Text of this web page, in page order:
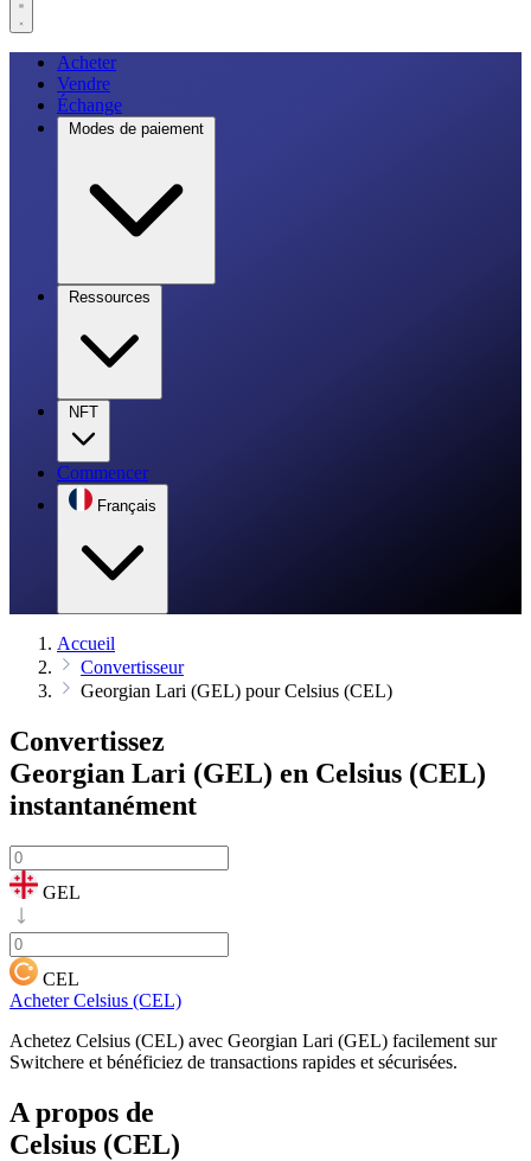
Acheter
Vendre
Échange
Modes de paiement
Ressources
NFT
Commencer
Français
Accueil
Convertisseur
Georgian Lari (GEL) pour Celsius (CEL)
Convertissez
Georgian Lari (GEL) en Celsius (CEL)
instantanément
GEL
CEL
Acheter Celsius (CEL)
Achetez Celsius (CEL) avec Georgian Lari (GEL) facilement sur
Switchere et bénéficiez de transactions rapides et sécurisées.
A propos de
Celsius (CEL)